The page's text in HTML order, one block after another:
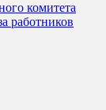
комитета
работников